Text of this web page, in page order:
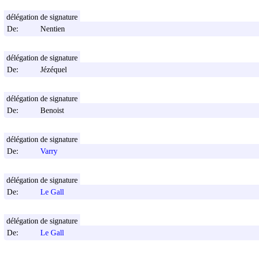
De: Nentien
délégation de signature
De: Jézéquel
délégation de signature
De: Benoist
délégation de signature
De: Varry
délégation de signature
De: Le Gall
délégation de signature
De: Le Gall
délégation de signature